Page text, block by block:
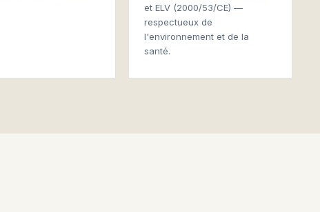
et ELV (2000/53/CE) —
respectueux de
l'environnement et de la
santé.